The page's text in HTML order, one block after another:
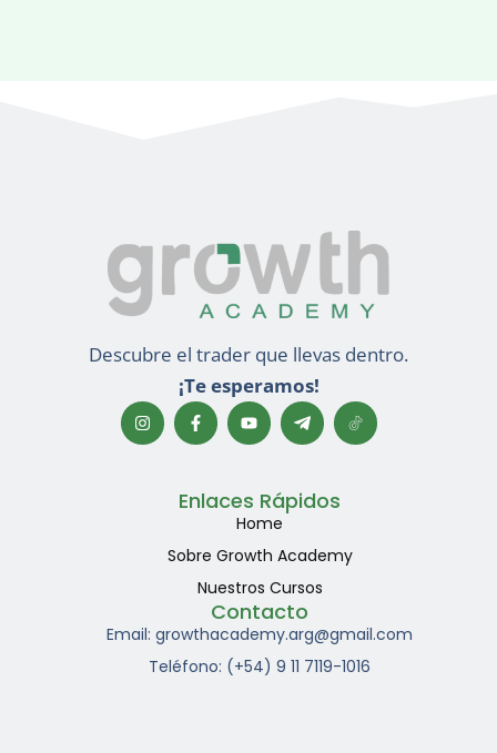
Descubre el trader que llevas dentro.
¡Te esperamos!
I
n
s
F
a
c
o
o
f
Y
o
u
b
e
Enlaces Rápidos
Home
Sobre Growth Academy
Nuestros Cursos
Contacto
Email: growthacademy.arg@gmail.com
Teléfono: (+54) 9 11 7119-1016